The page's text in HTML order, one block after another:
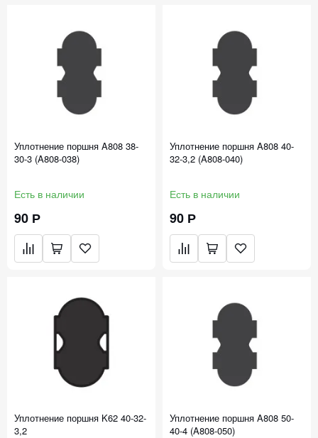
Уплотнение поршня A808 38-
30-3 (A808-038)
Есть в наличии
90 Р
Уплотнение поршня A808 40-
32-3,2 (A808-040)
Есть в наличии
90 Р
Уплотнение поршня K62 40-32-
3,2
Уплотнение поршня A808 50-
40-4 (A808-050)